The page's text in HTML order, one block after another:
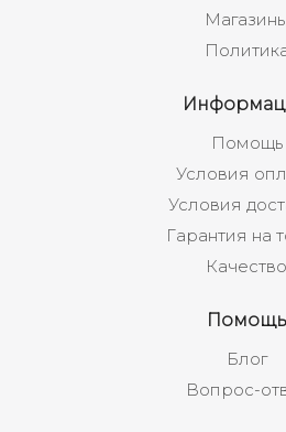
Помощь
Условия
Условия
Гарантия на
Качество
Помощь
Блог
Вопрос-